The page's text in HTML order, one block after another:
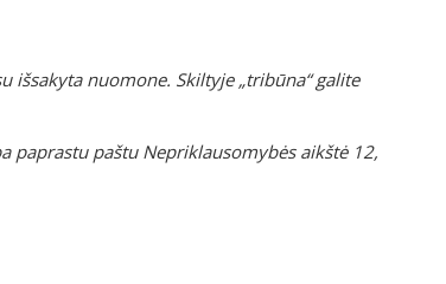
išsakyta nuomone. Skiltyje „tribūna“ galite
paprastu paštu Nepriklausomybės aikštė 12,